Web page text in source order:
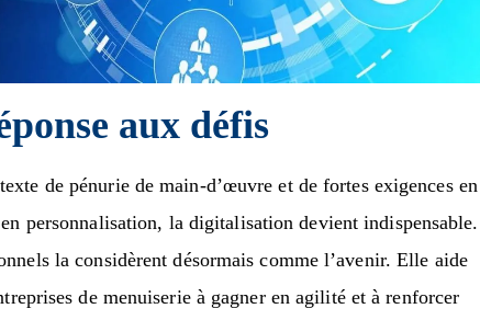
aux défis
de pénurie de main-d’œuvre et de fortes exigences en
personnalisation, la digitalisation devient indispensable.
la considèrent désormais comme l’avenir. Elle aide
de menuiserie à gagner en agilité et à renforcer